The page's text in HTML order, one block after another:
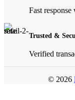
Fast
Trusted &
Verified
© 2026